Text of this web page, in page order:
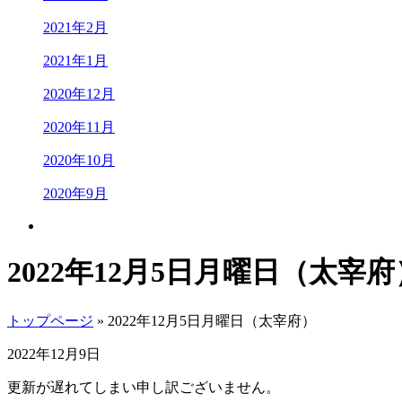
2021年2月
2021年1月
2020年12月
2020年11月
2020年10月
2020年9月
2022年12月5日月曜日（太宰府
トップページ » 2022年12月5日月曜日（太宰府）
2022年12月9日
更新が遅れてしまい申し訳ございません。